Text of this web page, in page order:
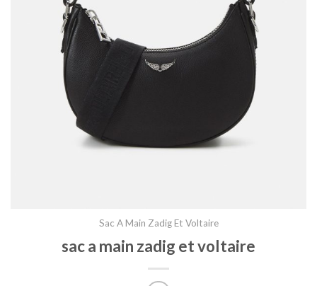
Sac A Main Zadig Et Voltaire
sac a main zadig et voltaire